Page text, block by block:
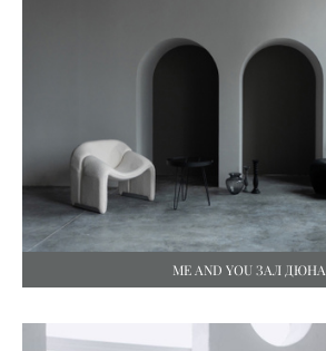
ME AND YOU ЗАЛ ДЮНА